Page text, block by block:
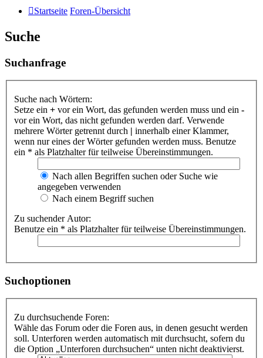
Startseite Foren-Übersicht
Suche
Suchanfrage
Suche nach Wörtern:
Setze ein + vor ein Wort, das gefunden werden muss und ein -
vor ein Wort, das nicht gefunden werden darf. Verwende
mehrere Wörter getrennt durch | innerhalb einer Klammer,
wenn nur eines der Wörter gefunden werden muss. Benutze
ein * als Platzhalter für teilweise Übereinstimmungen.
Nach allen Begriffen suchen oder Suche wie
angegeben verwenden
Nach einem Begriff suchen
Zu suchender Autor:
Benutze ein * als Platzhalter für teilweise Übereinstimmungen.
Suchoptionen
Zu durchsuchende Foren:
Wähle das Forum oder die Foren aus, in denen gesucht werden
soll. Unterforen werden automatisch mit durchsucht, sofern du
die Option „Unterforen durchsuchen“ unten nicht deaktivierst.